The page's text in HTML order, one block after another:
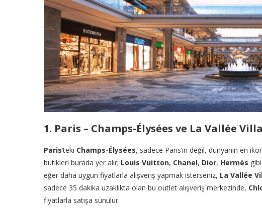
1. Paris – Champs-Élysées ve La Vallée
Paris‘teki Champs-Élysées, sadece Paris’in değil, dünyanın en
butikleri burada yer alır; Louis Vuitton, Chanel, Dior, Hermès
eğer daha uygun fiyatlarla alışveriş yapmak isterseniz, La Vallée
sadece 35 dakika uzaklıkta olan bu outlet alışveriş merkezinde,
fiyatlarla satışa sunulur.